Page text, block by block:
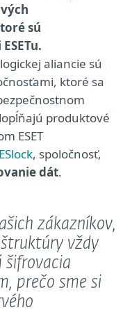
sú
aliancie sú
ktoré sa
produktové
ESET
, spoločnosť,
dát.
zákazníkov,
vždy
šifrovacia
prečo sme si